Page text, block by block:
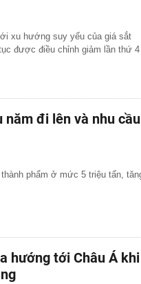
xu hướng suy yếu của giá sắt
được điều chỉnh giảm lần thứ 4
đi lên và nhu cầu
phẩm ở mức 5 triệu tấn,
hướng tới Châu Á khi